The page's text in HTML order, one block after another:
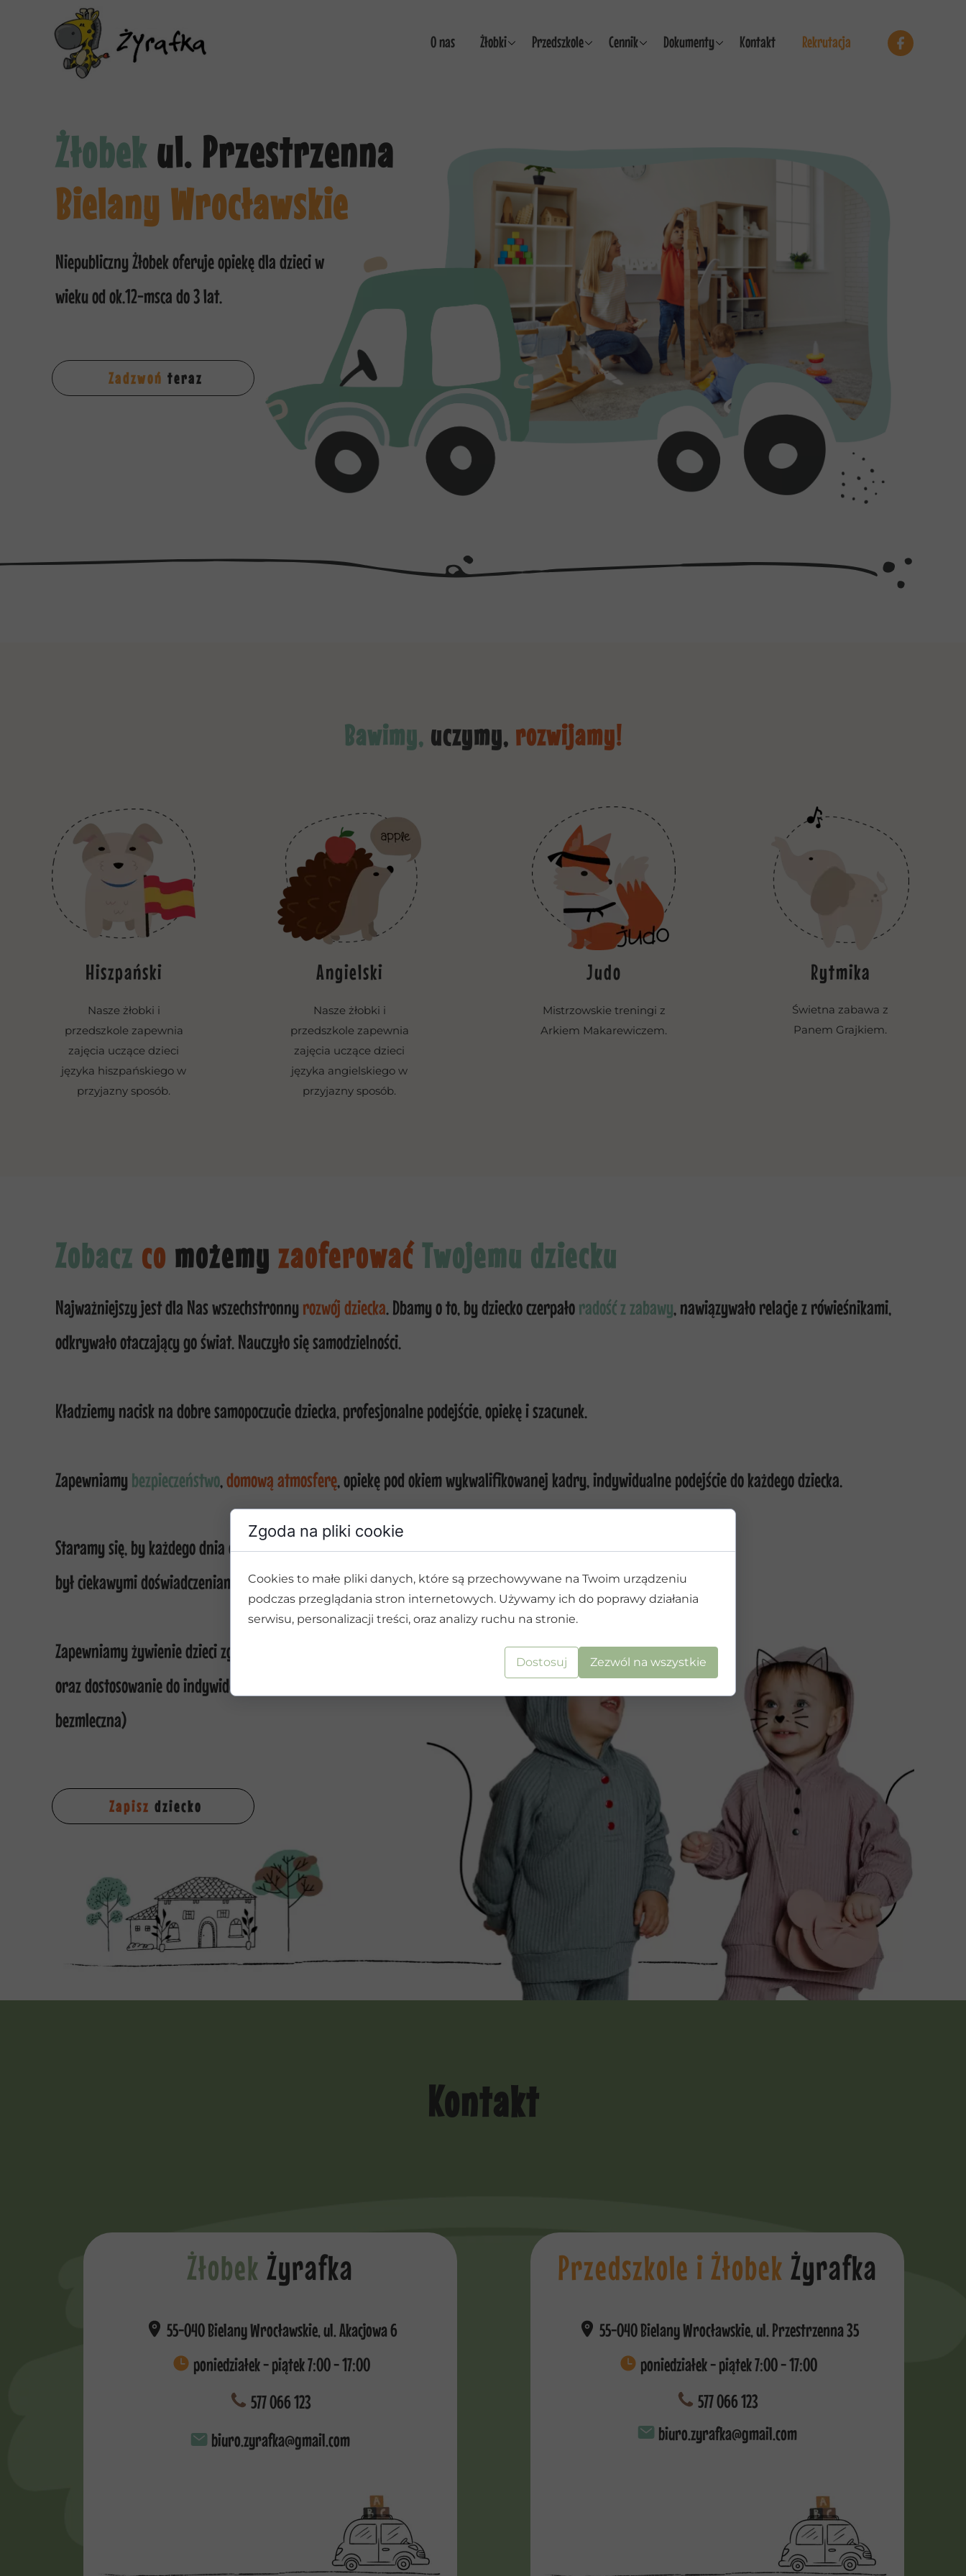
O nas
Żłobki
Przedszkole
Cennik
Dokumenty
Kontakt Rekrutacja
Zobacz co możemy zaoferowaćTwojemu dziecku
Staramy się, by każdego dnia czas spędzony w żłobku wypełniony
był ciekawymi doświadczeniami i aktywnością twórczą.
Zapewniamy żywienie dzieci zgodnie z obowiązującymi normami
oraz dostosowanie do indywidualnych potrzeb (dieta bezglutenowa,
bezmleczna)
Najważniejszy jest dla Nas wszechstronnyrozwój dziecka. Dbamy o to, by dziecko czerpałoradość z zabawy, nawiązywało relacje z rówieśnikami,
odkrywało otaczający go świat. Nauczyło się samodzielności.
Kładziemy nacisk na dobre samopoczucie dziecka, profesjonalne podejście, opiekę i szacunek.
Zapewniamybezpieczeństwo,domową atmosferę, opiekę pod okiem wykwalifikowanej kadry, indywidualne podejście do każdego dziecka.
Zapisz dziecko
Zadzwoń teraz
Niepubliczny Żłobek oferuje opiekę dla dzieci w
wieku od ok.12-msca do 3 lat.
Żłobek ul. Przestrzenna
Bielany Wrocławskie
Przedszkole i Żłobek Żyrafka
biuro.zyrafka@gmail.com
577 066 123
55-040 Bielany Wrocławskie, ul. Przestrzenna 35
poniedziałek - piątek 7:00 - 17:00
Żłobek Żyrafka
biuro.zyrafka@gmail.com
577 066 123
55-040 Bielany Wrocławskie, ul. Akacjowa 6
poniedziałek - piątek 7:00 - 17:00
Kontakt
Świetna zabawa z
Panem Grajkiem.
Rytmika
Bawimy, uczymy, rozwijamy!
Mistrzowskie treningi z
Arkiem Makarewiczem.
Judo
Nasze żłobki i
przedszkole zapewnia
zajęcia uczące dzieci
języka angielskiego w
przyjazny sposób.
Angielski
Nasze żłobki i
przedszkole zapewnia
zajęcia uczące dzieci
języka hiszpańskiego w
przyjazny sposób.
Hiszpański
Zgoda na pliki cookie
Cookies to małe pliki danych, które są przechowywane na Twoim urządzeniu
podczas przeglądania stron internetowych. Używamy ich do poprawy działania
serwisu, personalizacji treści, oraz analizy ruchu na stronie.
Dostosuj Zezwól na wszystkie